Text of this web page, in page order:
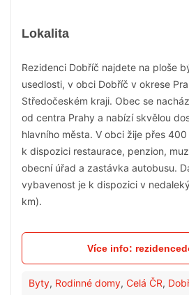
Lokalita
Rezidenci Dobříč najdete na ploše
usedlosti, v obci Dobříč v okrese
Středočeském kraji. Obec se
od centra Prahy a nabízí skvělou
hlavního města. V obci žije přes
k dispozici restaurace, penzion,
obecní úřad a zastávka autobusu.
vybavenost je k dispozici v
km).
Více info:
Byty, Rodinné domy, Celá ČR,